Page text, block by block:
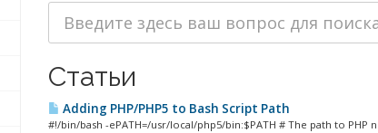
Статьи
Adding PHP/PHP5 to Bash Script Path
#!/bin/bash -ePATH=/usr/local/php5/bin:$PATH # The path to PHP